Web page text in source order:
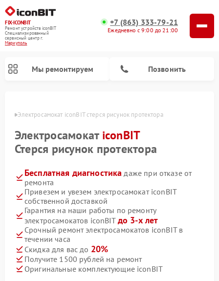
FIX-ICONBIT
Ремонт устройств iconBIT
Специализированный
cервисный центр г.
Мариуполь
+7 (863) 333-79-21
Ежедневно с 9:00 до 21:00
Мы ремонтируем Позвонить
Электросамокат iconBIT стерся рисунок протектора
Электросамокат iconBIT
Стерся рисунок протектора
Бесплатная диагностика даже при отказе от
ремонта
Привезем и увезем электросамокат iconBIT
собственной доставкой
Гарантия на наши работы по ремонту
электросамокатов iconBIT до 3-х лет
Срочный ремонт электросамокатов iconBIT в
течении часа
Скидка для вас до 20%
Получите 1500 рублей на ремонт
Оригинальные комплектующие iconBIT